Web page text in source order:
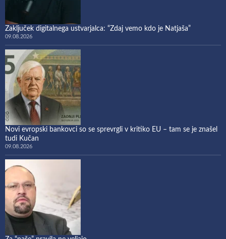
Zaključek digitalnega ustvarjalca: “Zdaj vemo kdo je Natjaša”
09.08.2026
Novi evropski bankovci so se sprevrgli v kritiko EU – tam se je znašel
tudi Kučan
09.08.2026